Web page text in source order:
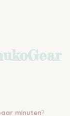
minuten?